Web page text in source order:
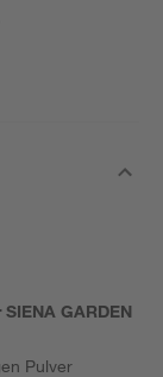
GARDEN
Pulver